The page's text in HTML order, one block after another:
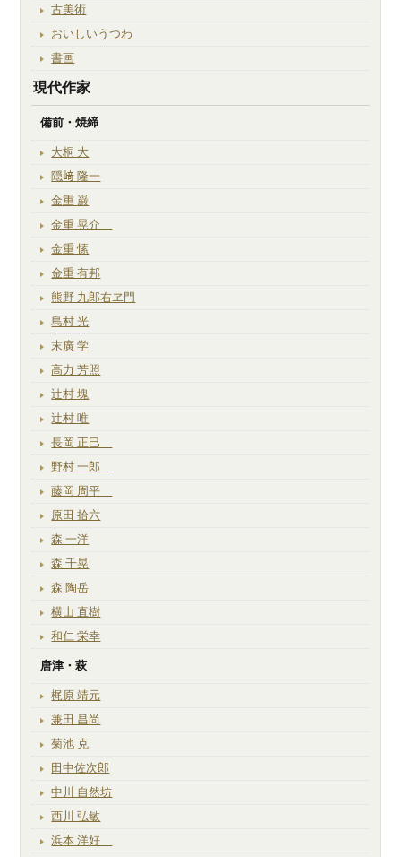
古美術
おいしいうつわ
書画
現代作家
備前・焼締
大桐 大
隠﨑 隆一
金重 巌
金重 晃介
金重 愫
金重 有邦
熊野 九郎右ヱ門
島村 光
末廣 学
高力 芳照
辻村 塊
辻村 唯
長岡 正巳
野村 一郎
藤岡 周平
原田 拾六
森 一洋
森 千晃
森 陶岳
横山 直樹
和仁 栄幸
唐津・萩
梶原 靖元
兼田 昌尚
菊池 克
田中佐次郎
中川 自然坊
西川 弘敏
浜本 洋好